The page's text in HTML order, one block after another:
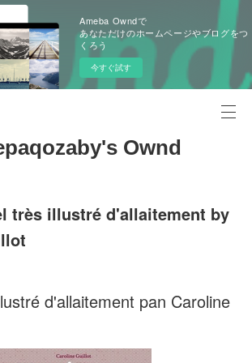
Ameba Owndで
あなただけのホームページやブログをつ
くろう
今すぐ試す
Ownd
très illustré d'allaitement by
d'allaitement pan Caroline